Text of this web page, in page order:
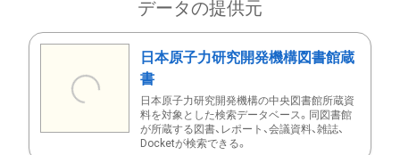
データの提供元
日本原子力研究開発機構図書館蔵
書
日本原子力研究開発機構の中央図書館所蔵資
料を対象とした検索データベース。同図書館
が所蔵する図書、レポート、会議資料、雑誌、
Docketが検索できる。